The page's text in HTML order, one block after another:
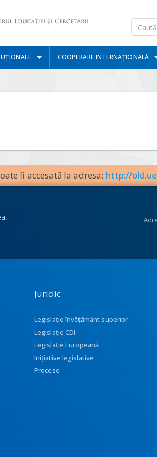
COOPERARE INTERNAȚIONALĂ
fi accesată la adresa: http://
Juridic
Legislație învățământ superior
Legislație CDI
Legislație Europeană
Inițiative legislative
Procese